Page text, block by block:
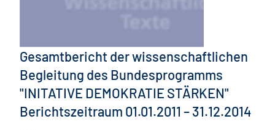
Gesamtbericht der wissenschaftlichen
Begleitung des Bundesprogramms
"INITATIVE DEMOKRATIE STÄRKEN"
Berichtszeitraum 01.01.2011 – 31.12.2014